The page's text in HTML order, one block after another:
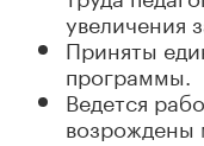
увеличения
Приняты
программы.
Ведется
возрождены